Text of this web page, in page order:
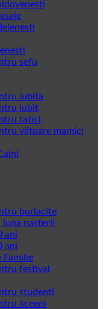
sefu
iubita
iubit
tatici
viitoare mamici
burlacite
luna nasterii
ani
ani
Familie
festival
studenti
liceeni